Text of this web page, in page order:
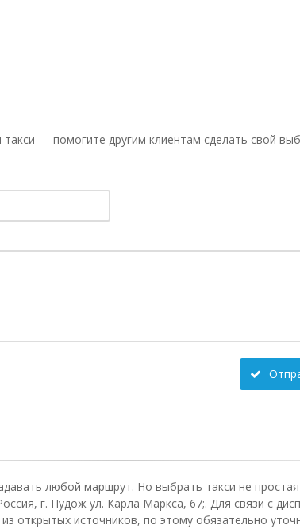
— помогите другим клиентам сделать свой
любой маршрут. Но выбрать такси не
г. Пудож ул. Карла Маркса, 67;. Для связи с
открытых источников, по этому обязательно